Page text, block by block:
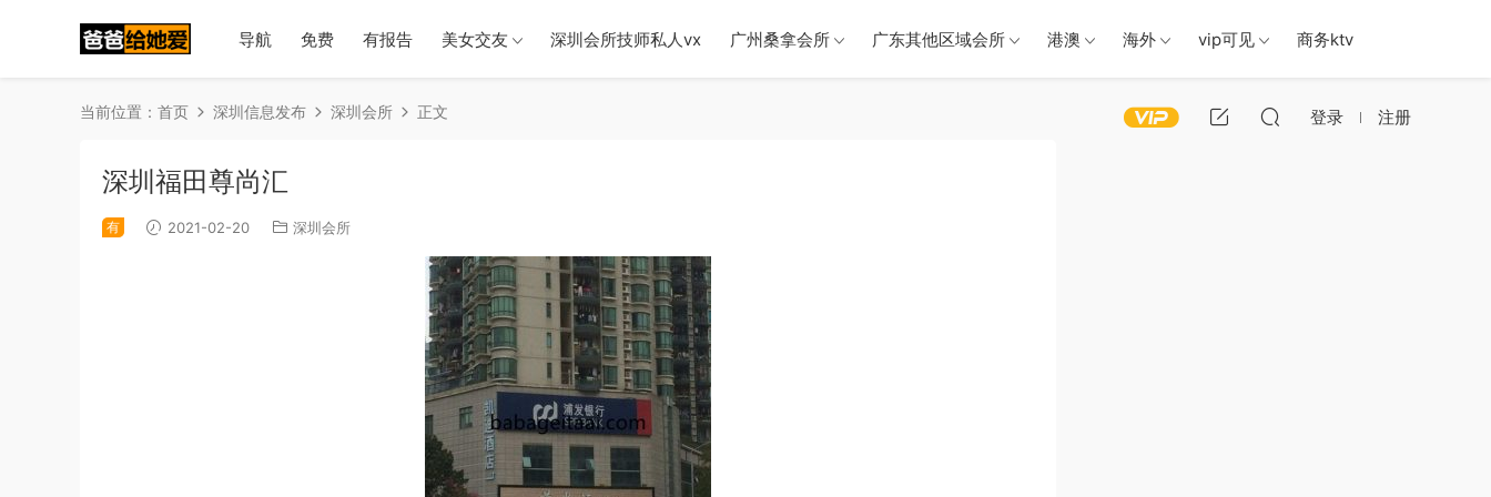
导航 免费 有报告 美女交友 深圳会所技师私人vx 广州桑拿会所 广东其他区域会所 港澳 海外 vip可见 商务ktv
登录 注册
当前位置： 首页 深圳信息发布 深圳会所 正文
深圳福田尊尚汇
有 2021-02-20 深圳会所